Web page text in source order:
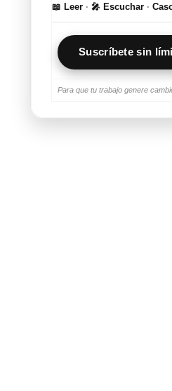
📖 Leer · 🎤 Escuchar ·
Suscríbete sin
Para que tu trabajo genere